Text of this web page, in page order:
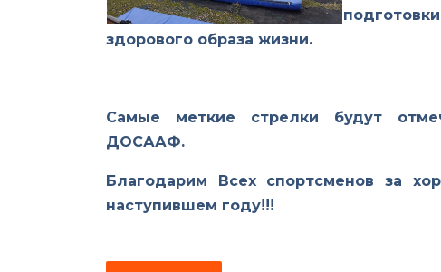
здорового образа жизни.
Самые меткие стрелки будут
ДОСААФ.
Благодарим Всех спортсменов за
наступившем году!!!